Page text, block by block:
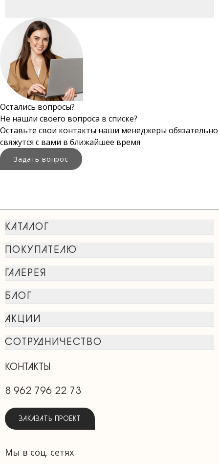
Остались вопросы?
Не нашли своего вопроса в списке?
Оставьте свои контакты наши менеджеры обязательно
свяжутся с вами в ближайшее время
Задать вопрос
КАТАЛОГ
ПОКУПАТЕЛЮ
ГАЛЕРЕЯ
БЛОГ
АКЦИИ
СОТРУДНИЧЕСТВО
КОНТАКТЫ
8 962 796 22 73
ЗАКАЗАТЬ ПРОЕКТ
Мы в соц. сетях